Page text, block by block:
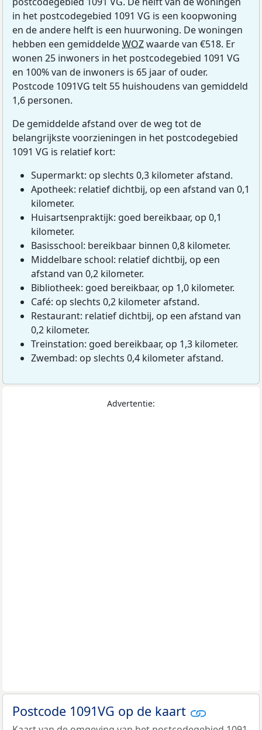
in het postcodegebied 1091 VG is een koopwoning
en de andere helft is een huurwoning. De woningen
hebben een gemiddeldeWOZwaarde van €518. Er
wonen 25 inwoners in het postcodegebied 1091 VG
en 100% van de inwoners is 65 jaar of ouder.
Postcode 1091VG telt 55 huishoudens van gemiddeld
1,6 personen.
De gemiddelde afstand over de weg tot de
belangrijkste voorzieningen in het postcodegebied
1091 VG is relatief kort:
Supermarkt: op slechts 0,3 kilometer afstand.
Apotheek: relatief dichtbij, op een afstand van 0,1
kilometer.
Huisartsenpraktijk: goed bereikbaar, op 0,1
kilometer.
Basisschool: bereikbaar binnen 0,8 kilometer.
Middelbare school: relatief dichtbij, op een
afstand van 0,2 kilometer.
Bibliotheek: goed bereikbaar, op 1,0 kilometer.
Café: op slechts 0,2 kilometer afstand.
Restaurant: relatief dichtbij, op een afstand van
0,2 kilometer.
Treinstation: goed bereikbaar, op 1,3 kilometer.
Zwembad: op slechts 0,4 kilometer afstand.
Advertentie:
Postcode 1091VG op de kaart